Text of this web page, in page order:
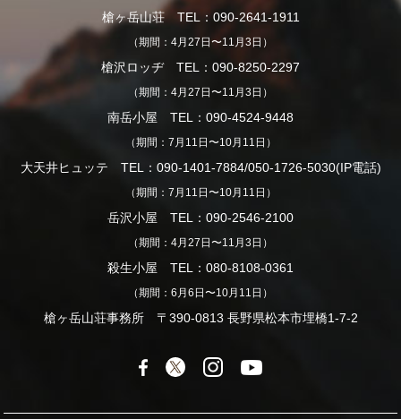
槍ヶ岳山荘 TEL：090-2641-1911
（期間：4月27日〜11月3日）
槍沢ロッヂ TEL：090-8250-2297
（期間：4月27日〜11月3日）
南岳小屋 TEL：090-4524-9448
（期間：7月11日〜10月11日）
大天井ヒュッテ TEL：090-1401-7884/050-1726-5030(IP電話)
（期間：7月11日〜10月11日）
岳沢小屋 TEL：090-2546-2100
（期間：4月27日〜11月3日）
殺生小屋 TEL：080-8108-0361
（期間：6月6日〜10月11日）
槍ヶ岳山荘事務所 〒390-0813 長野県松本市埋橋1-7-2